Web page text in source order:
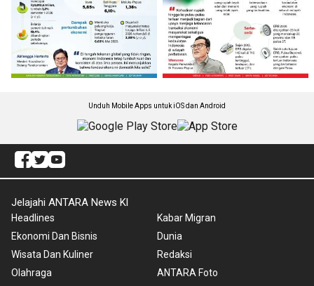
Unduh Mobile Apps untuk iOS dan Android
Jelajahi ANTARA News Kl
Headlines
Ekonomi Dan Bisnis
Wisata Dan Kuliner
Olahraga
Kabar Migran
Dunia
Redaksi
ANTARA Foto